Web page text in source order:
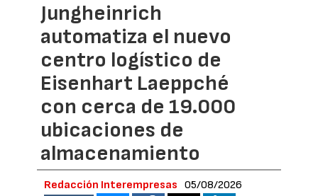
Jungheinrich
automatiza el nuevo
centro logístico de
Eisenhart Laeppché
con cerca de 19.000
ubicaciones de
almacenamiento
Redacción Interempresas 05/08/2026